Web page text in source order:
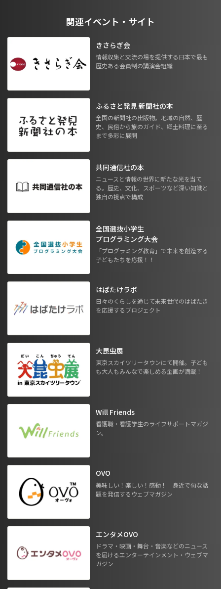
関連イベント・サイト
きさらぎ会
情報収集と交流の場を提供する日本で最も
歴史ある会員制の講演会組織
ふるさと発見 新聞社の本
全国の新聞社の出版物。地域の自然、歴
史、民俗から旅のガイド、郷土料理に至る
まで多彩に展開
共同通信社の本
ニュースと情報の世界に新たな光を当て
る。歴史、文化、スポーツなど深い知識と
独自の視点で構成
全国選抜小学生
プログラミング大会
「プログラミング教育」で未来を創造する
子どもたちを応援！！
はばたけラボ
日々のくらしを通じて未来世代のはばたき
を応援するプロジェクト
大昆虫展
東京スカイツリータウンにて開催。子ども
も大人もみんなで楽しめる企画が満載！
Will Friends
看護職・看護学生のライフサポートマガジ
ン。
OVO
美味しい！楽しい！感動！ 身近で旬な話
題を発信するウェブマガジン
エンタメOVO
ドラマ・映画・舞台・音楽などのニュース
を届けるエンターテインメント・ウェブマ
ガジン